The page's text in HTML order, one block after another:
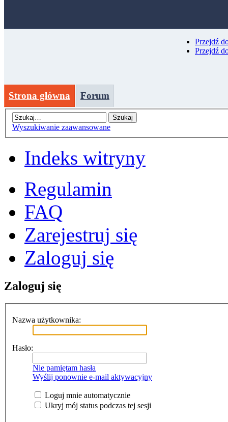
Przejdź
Przejdź
Strona główna Forum
Wyszukiwanie zaawansowane
Indeks witryny
Regulamin
FAQ
Zarejestruj się
Zaloguj się
Zaloguj się
Nazwa użytkownika:
Hasło:
Nie pamiętam hasła
Wyślij ponownie e-mail aktywacyjny
Loguj mnie automatycznie
Ukryj mój status podczas tej sesji